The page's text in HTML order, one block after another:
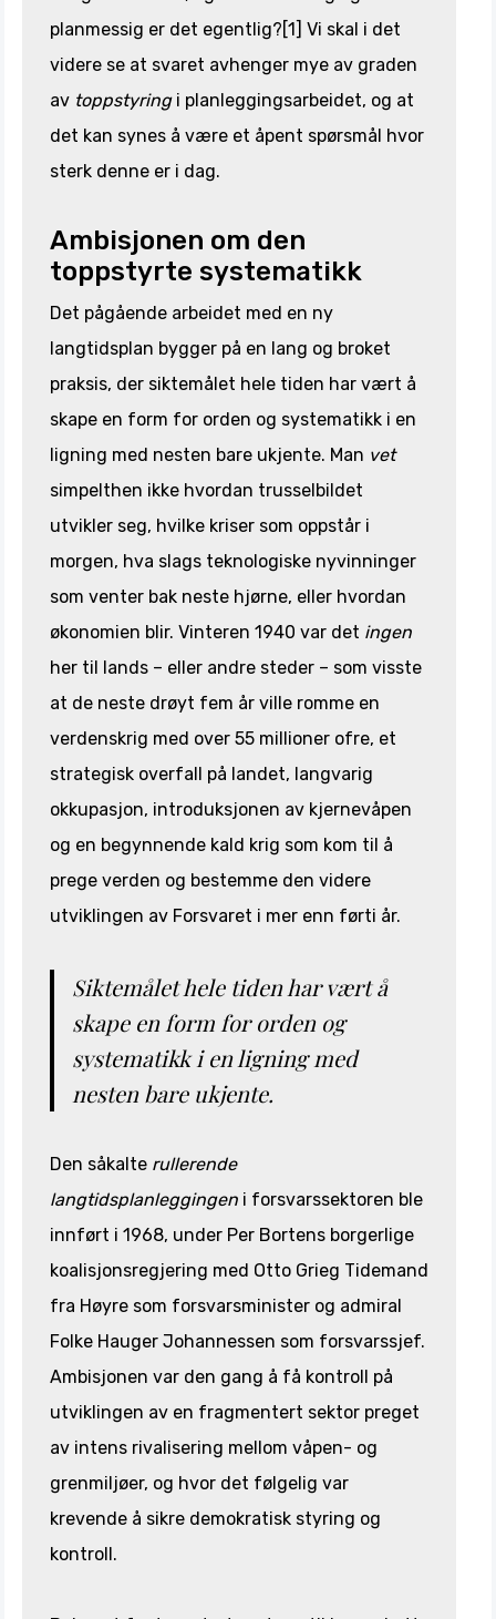
planmessig er det egentlig?[1] Vi skal i det
videre se at svaret avhenger mye av graden
av toppstyringi planleggingsarbeidet, og at
det kan synes å være et åpent spørsmål hvor
sterk denne er i dag.
Ambisjonen om den
toppstyrte systematikk
Det pågående arbeidet med en ny
langtidsplan bygger på en lang og broket
praksis, der siktemålet hele tiden har vært å
skape en form for orden og systematikk i en
ligning med nesten bare ukjente. Man vet
simpelthen ikke hvordan trusselbildet
utvikler seg, hvilke kriser som oppstår i
morgen, hva slags teknologiske nyvinninger
som venter bak neste hjørne, eller hvordan
økonomien blir. Vinteren 1940 var det ingen
her til lands – eller andre steder – som visste
at de neste drøyt fem år ville romme en
verdenskrig med over 55 millioner ofre, et
strategisk overfall på landet, langvarig
okkupasjon, introduksjonen av kjernevåpen
og en begynnende kald krig som kom til å
prege verden og bestemme den videre
utviklingen av Forsvaret i mer enn førti år.
Siktemålet hele tiden har vært å
skape en form for orden og
systematikk i en ligning med
nesten bare ukjente.
Den såkalte rullerende
langtidsplanleggingen i forsvarssektoren ble
innført i 1968, under Per Bortens borgerlige
koalisjonsregjering med Otto Grieg Tidemand
fra Høyre som forsvarsminister og admiral
Folke Hauger Johannessen som forsvarssjef.
Ambisjonen var den gang å få kontroll på
utviklingen av en fragmentert sektor preget
av intens rivalisering mellom våpen- og
grenmiljøer, og hvor det følgelig var
krevende å sikre demokratisk styring og
kontroll.